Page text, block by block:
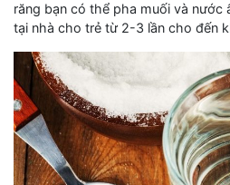
răng bạn có thể pha muối và nước
tại nhà cho trẻ từ 2-3 lần cho đến